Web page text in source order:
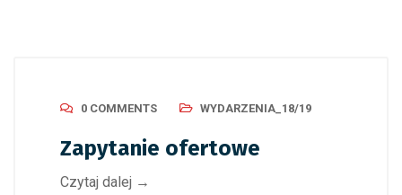
0 COMMENTS WYDARZENIA_18/19
Zapytanie ofertowe
Czytaj dalej →